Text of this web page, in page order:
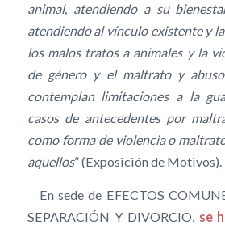
animal, atendiendo a su
atendiendo al vínculo existente y
los malos tratos a animales y la
de género y el maltrato y
contemplan limitaciones a la
casos de antecedentes por
como forma de violencia o
aquellos” (Exposición de Motivos).
En sede de EFECTOS
SEPARACIÓN Y DIVORCIO, se